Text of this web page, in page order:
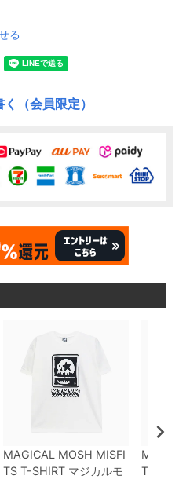
る
（会員限定）
MAGICAL MOSH MISFI
TS T-SHIRT マジカルモ
TS T-